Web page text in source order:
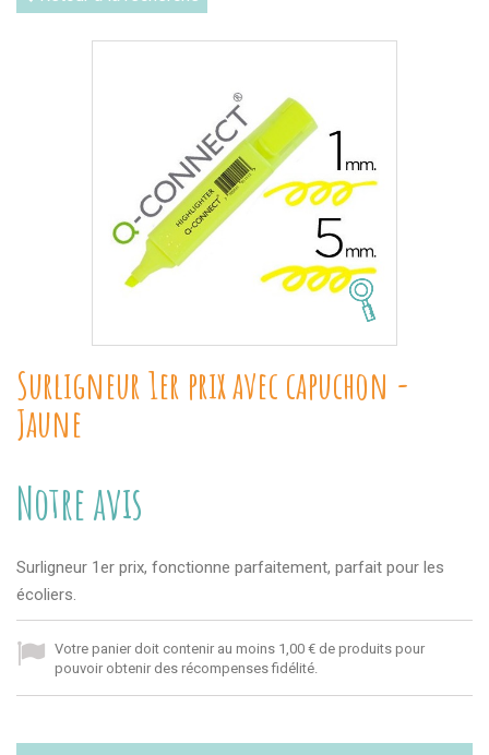
Surligneur 1er prix avec capuchon -
Jaune
Notre avis
Surligneur 1er prix, fonctionne parfaitement, parfait pour les
écoliers.
Votre panier doit contenir au moins 1,00 € de produits pour
pouvoir obtenir des récompenses fidélité.